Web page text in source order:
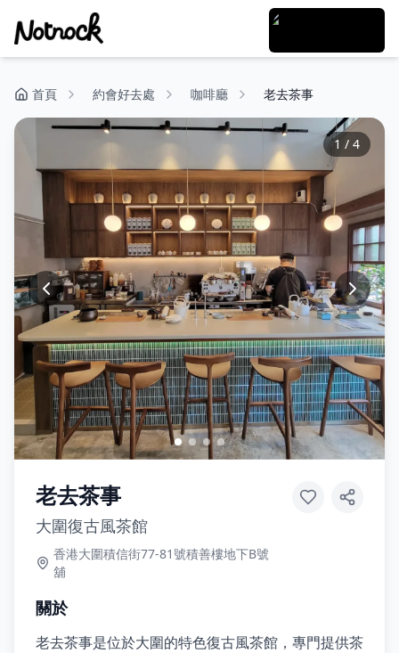
首頁 約會好去處 咖啡廳 老去茶事
1 / 4
老去茶事
大圍復古風茶館
香港大圍積信街77-81號積善樓地下B號
舖
關於
老去茶事是位於大圍的特色復古風茶館，專門提供茶